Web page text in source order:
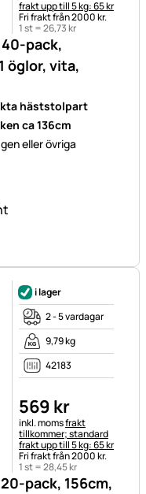
pack,
öglor, vita,
häststolpart
ca 136cm
eller övriga
frakt upp till 5 kg: 65 kr
Fri frakt från 2000 kr.
1 st =26,73kr
pack, 156cm,
i lager
2 - 5 vardagar
9,79 kg
42183
569 kr
Skatteinformation:
inkl. momsfrakt
tillkommer; standard
frakt upp till 5 kg: 65 kr
Fri frakt från 2000 kr.
1 st =28,45kr